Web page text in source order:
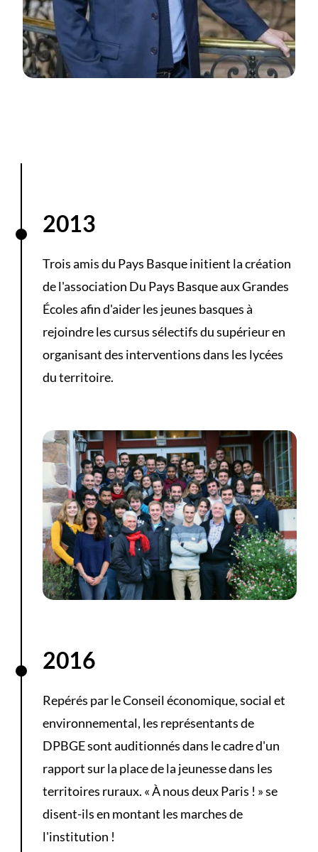
2013
Trois amis du Pays Basque initient la création
de l'association Du Pays Basque aux Grandes
Écoles afin d'aider les jeunes basques à
rejoindre les cursus sélectifs du supérieur en
organisant des interventions dans les lycées
du territoire.
2016
Repérés par le Conseil économique, social et
environnemental, les représentants de
DPBGE sont auditionnés dans le cadre d'un
rapport sur la place de la jeunesse dans les
territoires ruraux. « À nous deux Paris ! » se
disent-ils en montant les marches de
l'institution !